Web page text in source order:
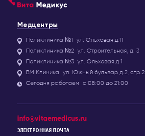
Снятие коронки
Медцентры
Поликлиника №1 ул. Ольховая д.11
Поликлиника №2 ул. Строительная, д. 3
Поликлиника №3 ул. Ольховая д.1
ВМ Клиника ул. Южный бульвар д.2, стр.2
Сегодня работаем с 08:00 до 21:00
info@vitaemedicus.ru
ЭЛЕКТРОННАЯ ПОЧТА